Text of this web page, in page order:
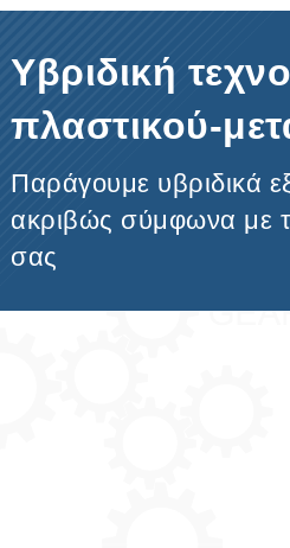
Υβριδική
πλαστικού-
Παράγουμε υβριδικά
ακριβώς σύμφωνα με
σας